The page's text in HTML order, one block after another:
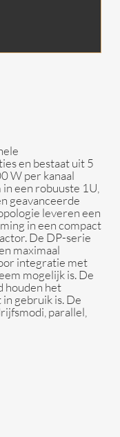
en bestaat uit 5
W per kanaal
een robuuste 1U,
geavanceerde
leveren een
in een compact
De DP-serie
maximaal
integratie met
mogelijk is. De
houden het
gebruik is. De
parallel,